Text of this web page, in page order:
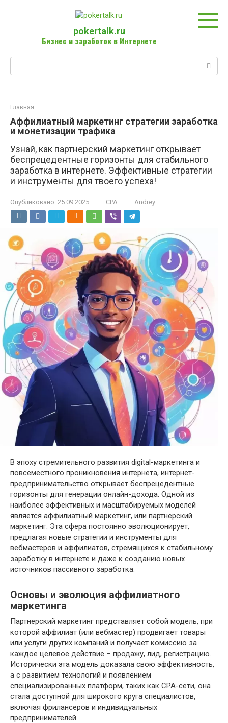
pokertalk.ru
Бизнес и заработок в Интернете
Главная
Аффилиатный маркетинг стратегии заработка
и монетизации трафика
Узнай, как партнерский маркетинг открывает
беспрецедентные горизонты для стабильного
заработка в интернете. Эффективные стратегии
и инструменты для твоего успеха!
Опубликовано: 25.09.2025 CPA Andrey
В эпоху стремительного развития digital-маркетинга и
повсеместного проникновения интернета, интернет-
предпринимательство открывает беспрецедентные
горизонты для генерации онлайн-дохода. Одной из
наиболее эффективных и масштабируемых моделей
является аффилиатный маркетинг, или партнерский
маркетинг. Эта сфера постоянно эволюционирует,
предлагая новые стратегии и инструменты для
вебмастеров и аффилиатов, стремящихся к стабильному
заработку в интернете и даже к созданию новых
источников пассивного заработка.
Основы и эволюция аффилиатного
маркетинга
Партнерский маркетинг представляет собой модель, при
которой аффилиат (или вебмастер) продвигает товары
или услуги других компаний и получает комиссию за
каждое целевое действие – продажу, лид, регистрацию.
Исторически эта модель доказала свою эффективность,
а с развитием технологий и появлением
специализированных платформ, таких как CPA-сети, она
стала доступной для широкого круга специалистов,
включая фрилансеров и индивидуальных
предпринимателей.